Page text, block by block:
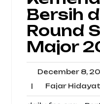
Bersih
Round
Major
December 8,
| Fajar Hidayat